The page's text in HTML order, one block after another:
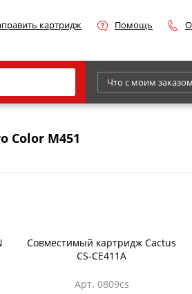
картридж Помощь
IBM
Kyocera
Для
Что с моим
Color M451
Совместимый картридж Cactus
CS-CE411A
Арт. 0809cs